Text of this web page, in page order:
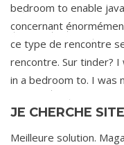
bedroom to enable
concernant
ce type de rencontre
rencontre. Sur tinder?
in a bedroom to. I was
JE CHERCHE
Meilleure solution.